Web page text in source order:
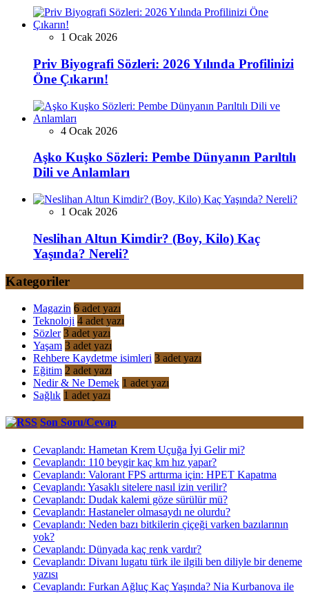
1 Ocak 2026
Priv Biyografi Sözleri: 2026 Yılında Profilinizi
Öne Çıkarın!
4 Ocak 2026
Aşko Kuşko Sözleri: Pembe Dünyanın Parıltılı
Dili ve Anlamları
1 Ocak 2026
Neslihan Altun Kimdir? (Boy, Kilo) Kaç
Yaşında? Nereli?
Kategoriler
Magazin 6 adet yazı
Teknoloji 4 adet yazı
Sözler 3 adet yazı
Yaşam 3 adet yazı
Rehbere Kaydetme isimleri 3 adet yazı
Eğitim 2 adet yazı
Nedir & Ne Demek 1 adet yazı
Sağlık 1 adet yazı
Son Soru/Cevap
Cevaplandı: Hametan Krem Uçuğa İyi Gelir mi?
Cevaplandı: 110 beygir kaç km hız yapar?
Cevaplandı: Valorant FPS arttırma için: HPET Kapatma
Cevaplandı: Yasaklı sitelere nasıl izin verilir?
Cevaplandı: Dudak kalemi göze sürülür mü?
Cevaplandı: Hastaneler olmasaydı ne olurdu?
Cevaplandı: Neden bazı bitkilerin çiçeği varken bazılarının
yok?
Cevaplandı: Dünyada kaç renk vardır?
Cevaplandı: Divanı lugatu türk ile ilgili ben diliyle bir deneme
yazısı
Cevaplandı: Furkan Ağluç Kaç Yaşında? Nia Kurbanova ile